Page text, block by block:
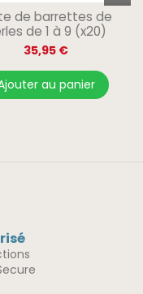
de barrettes de
de 1 à 9 (x20)
35,95 €
au panier